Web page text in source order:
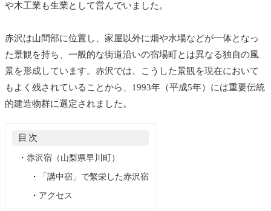
や木工業も生業として営んでいました。
赤沢は山間部に位置し、家屋以外に畑や水場などが一体となっ
た景観を持ち、一般的な街道沿いの宿場町とは異なる独自の風
景を形成しています。赤沢では、こうした景観を現在において
もよく残されていることから、1993年（平成5年）には重要伝統
的建造物群に選定されました。
目次
・ 赤沢宿（山梨県早川町）
・ 「講中宿」で繫栄した赤沢宿
・ アクセス